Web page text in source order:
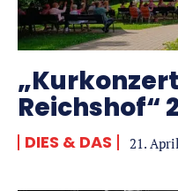
Reichshof“
DIES & DAS 21.